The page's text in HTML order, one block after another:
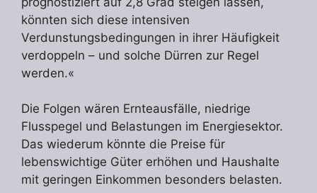
könnten sich diese intensiven
Verdunstungsbedingungen in ihrer Häufigkeit
verdoppeln – und solche Dürren zur Regel
werden.«
Die Folgen wären Ernteausfälle, niedrige
Flusspegel und Belastungen im Energiesektor.
Das wiederum könnte die Preise für
lebenswichtige Güter erhöhen und Haushalte
mit geringen Einkommen besonders belasten.